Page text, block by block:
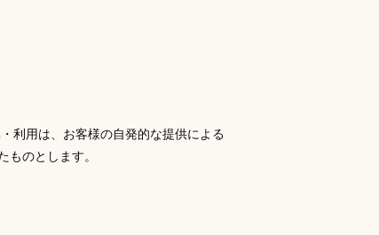
利用は、お客様の自発的な提供による
ものとします。